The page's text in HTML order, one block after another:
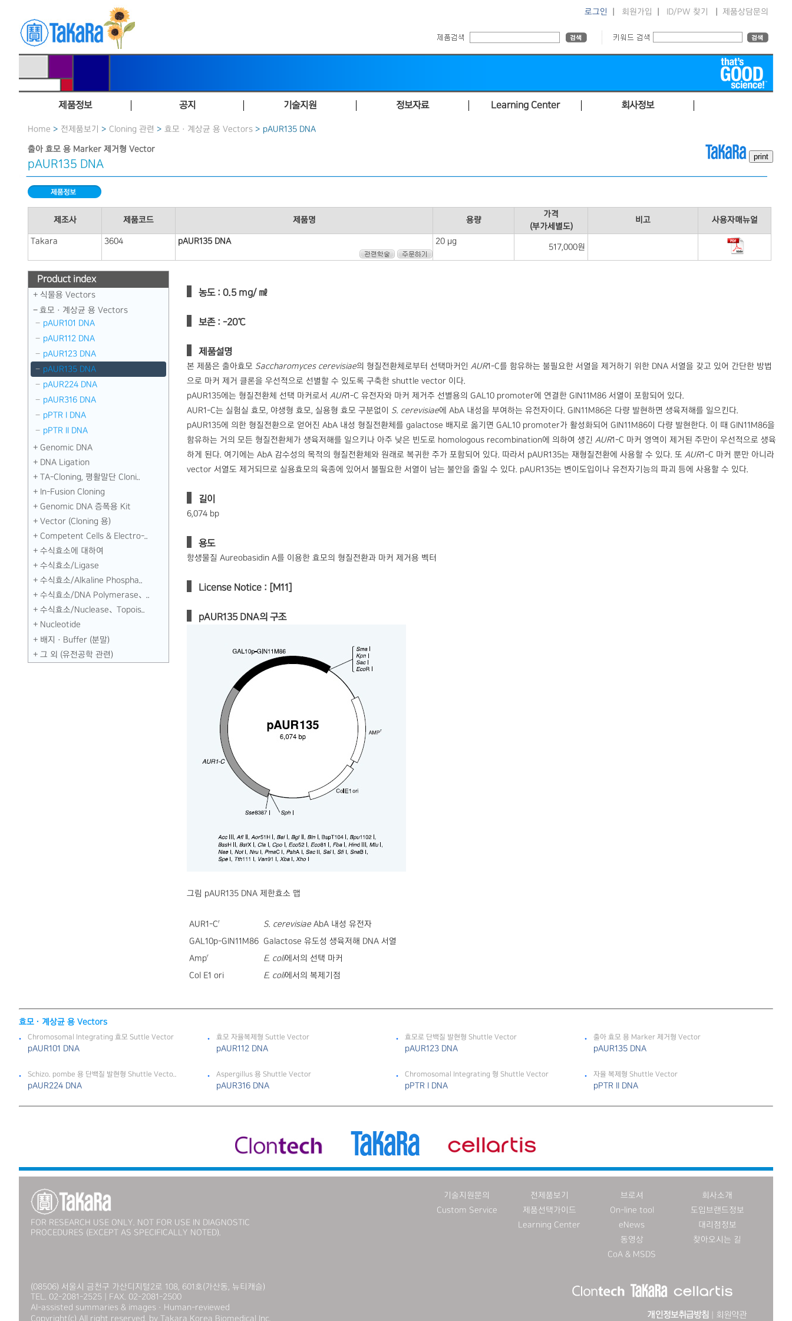
로그인 회원가입 ID/PW 찾기 제품상담문의
제품정보 공지 기술지원 정보자료 Learning Center 회사정보
Home > 전제품보기 > Cloning 관련 > 효모 · 계상균 용 Vectors > pAUR135 DNA
출아 효모 용 Marker 제거형 Vector
pAUR135 DNA
제조사 제품코드 제품명 용량
가격
(부가세별도)
비고 사용자매뉴얼
Takara 3604 pAUR135 DNA 20 μg
517,000원
Product index
식물용 Vectors
효모 · 계상균 용 Vectors
pAUR101 DNA
pAUR112 DNA
pAUR123 DNA
pAUR135 DNA
pAUR224 DNA
pAUR316 DNA
pPTR I DNA
pPTR II DNA
Genomic DNA
DNA Ligation
TA-Cloning, 평활말단 Cloni..
In-Fusion Cloning
Genomic DNA 증폭용 Kit
Vector (Cloning 용)
Competent Cells & Electro-..
수식효소에 대하여
수식효소／Ligase
수식효소／Alkaline Phospha..
수식효소／DNA Polymerase、..
수식효소／Nuclease、Topois..
Nucleotide
배지 · Buffer (분말)
그 외 (유전공학 관련)
농도 : 0.5 mg/ ㎖
보존 : -20℃
제품설명
본 제품은 출아효모 Saccharomyces cerevisiae의 형질전환체로부터 선택마커인 AUR1-C를 함유하는 불필요한 서열을 제거하기 위한 DNA 서열을 갖고 있어 간단한 방법
으로 마커 제거 클론을 우선적으로 선별할 수 있도록 구축한 shuttle vector 이다.
pAUR135에는 형질전환체 선택 마커로서 AUR1-C 유전자와 마커 제거주 선별용의 GAL10 promoter에 연결한 GIN11M86 서열이 포함되어 있다.
AUR1-C는 실험실 효모, 야생형 효모, 실용형 효모 구분없이 S. cerevisiae에 AbA 내성을 부여하는 유전자이다. GIN11M86은 다량 발현하면 생육저해를 일으킨다.
pAUR135에 의한 형질전환으로 얻어진 AbA 내성 형질전환체를 galactose 배지로 옮기면 GAL10 promoter가 활성화되어 GIN11M86이 다량 발현한다. 이 때 GIN11M86을
함유하는 거의 모든 형질전환체가 생육저해를 일으키나 아주 낮은 빈도로 homologous recombination에 의하여 생긴 AUR1-C 마커 영역이 제거된 주만이 우선적으로 생육
하게 된다. 여기에는 AbA 감수성의 목적의 형질전환체와 원래로 복귀한 주가 포함되어 있다. 따라서 pAUR135는 재형질전환에 사용할 수 있다. 또 AUR1-C 마커 뿐만 아니라
vector 서열도 제거되므로 실용효모의 육종에 있어서 불필요한 서열이 남는 불안을 줄일 수 있다. pAUR135는 변이도입이나 유전자기능의 파괴 등에 사용할 수 있다.
길이
6,074 bp
용도
항생물질 Aureobasidin A를 이용한 효모의 형질전환과 마커 제거용 벡터
License Notice : [M11]
pAUR135 DNA의 구조
그림 pAUR135 DNA 제한효소 맵
AUR1-Cr S. cerevisiae AbA 내성 유전자
GAL10p-GIN11M86 Galactose 유도성 생육저해 DNA 서열
Ampr E. coli에서의 선택 마커
Col E1 ori
E. coli에서의 복제기점
효모 · 계상균 용 Vectors
Chromosomal Integrating 효모 Suttle Vector
pAUR101 DNA
효모 자율복제형 Suttle Vector
pAUR112 DNA
효모로 단백질 발현형 Shuttle Vector
pAUR123 DNA
출아 효모 용 Marker 제거형 Vector
pAUR135 DNA
Schizo. pombe 용 단백질 발현형 Shuttle Vecto..
pAUR224 DNA
Aspergillus 용 Shuttle Vector
pAUR316 DNA
Chromosomal Integrating 형 Shuttle Vector
pPTR I DNA
자율 복제형 Shuttle Vector
pPTR II DNA
FOR RESEARCH USE ONLY. NOT FOR USE IN DIAGNOSTIC
PROCEDURES (EXCEPT AS SPECIFICALLY NOTED).
기술지원문의
Custom Service
전제품보기
제품선택가이드
Learning Center
브로셔
On-line tool
eNews
동영상
CoA & MSDS
회사소개
도입브랜드정보
대리점정보
찾아오시는 길
(08506) 서울시 금천구 가산디지털2로 108, 601호(가산동, 뉴티캐슬)
TEL. 02-2081-2525 | FAX. 02-2081-2500
AI-assisted summaries & images · Human-reviewed
Copyright(c) All right reserved. by Takara Korea Biomedical Inc.
개인정보취급방침 회원약관